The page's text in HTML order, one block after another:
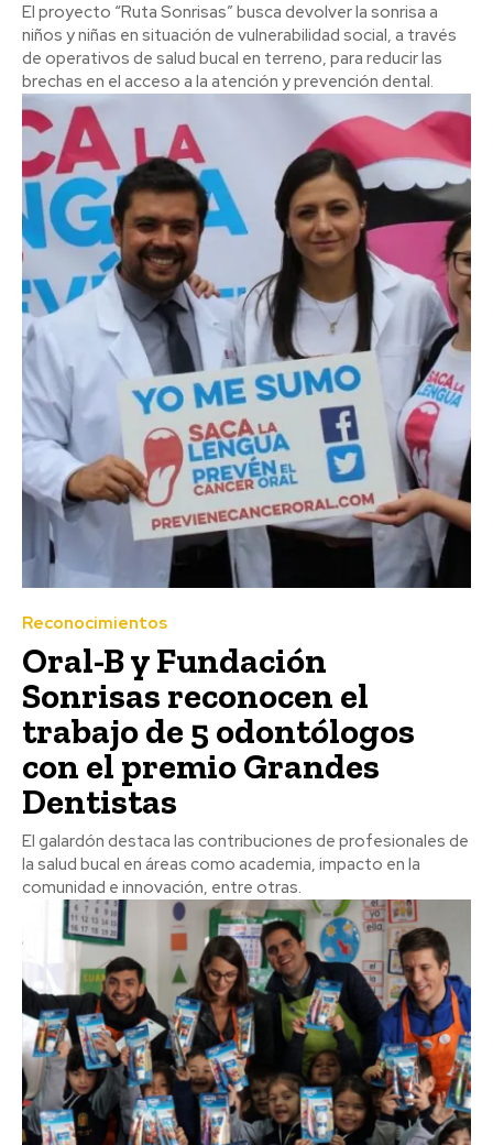
El proyecto “Ruta Sonrisas” busca devolver la sonrisa a
niños y niñas en situación de vulnerabilidad social, a través
de operativos de salud bucal en terreno, para reducir las
brechas en el acceso a la atención y prevención dental.
Reconocimientos
Oral-B y Fundación
Sonrisas reconocen el
trabajo de 5 odontólogos
con el premio Grandes
Dentistas
El galardón destaca las contribuciones de profesionales de
la salud bucal en áreas como academia, impacto en la
comunidad e innovación, entre otras.